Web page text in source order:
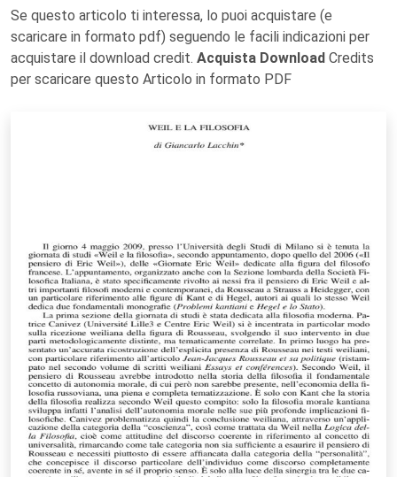
Se questo articolo ti interessa, lo puoi acquistare (e
scaricare in formato pdf) seguendo le facili indicazioni per
acquistare il download credit. Acquista Download Credits
per scaricare questo Articolo in formato PDF